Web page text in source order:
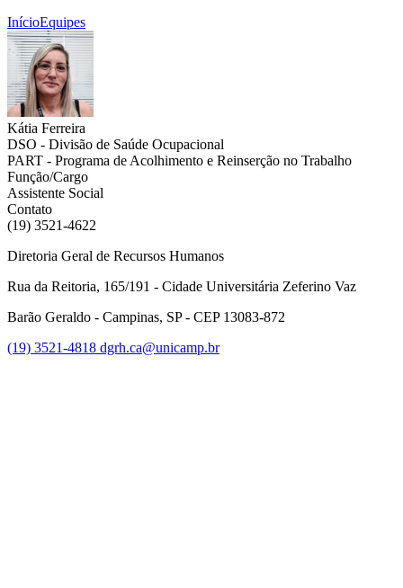
InícioEquipes
Kátia Ferreira
DSO - Divisão de Saúde Ocupacional
PART - Programa de Acolhimento e Reinserção no Trabalho
Função/Cargo
Assistente Social
Contato
(19) 3521-4622
Diretoria Geral de Recursos Humanos
Rua da Reitoria, 165/191 - Cidade Universitária Zeferino Vaz
Barão Geraldo - Campinas, SP - CEP 13083-872
(19) 3521-4818 dgrh.ca@unicamp.br